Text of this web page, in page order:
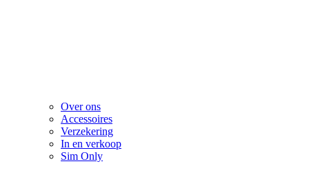
Over ons
Accessoires
Verzekering
In en verkoop
Sim Only